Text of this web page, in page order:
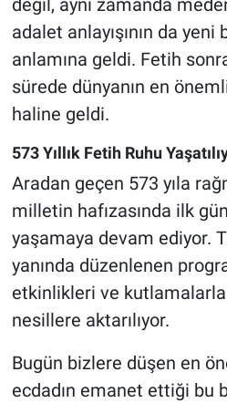
değil, aynı zamanda
adalet anlayışının da yeni
anlamına geldi. Fetih
sürede dünyanın en
haline geldi.
573 Yıllık Fetih Ruhu
Aradan geçen 573 yıla
milletin hafızasında ilk
yaşamaya devam ediyor.
yanında düzenlenen
etkinlikleri ve
nesillere aktarılıyor.
Bugün bizlere düşen en
ecdadın emanet ettiği bu